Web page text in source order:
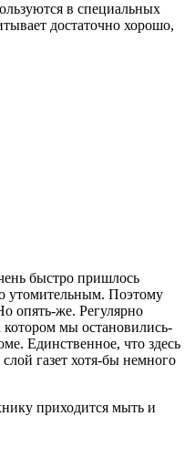
в специальных
достаточно хорошо,
быстро пришлось
утомительным. Поэтому
опять-же. Регулярно
мы остановились-
Единственное, что здесь
газет хотя-бы немного
приходится мыть и